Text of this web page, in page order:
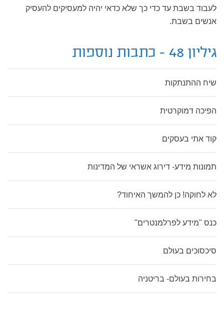
לעבוד בשבת עד כדי כך שלא כדאי יהיה למעסיקים להעסיק
אנשים בשבת.
גיליון 48 - כתבות נוספות
שיח ההתנתקות
הפיכה דמוקרטית
קוד אתי בעסקים
תמונות מידע- דירוג אשראי של המדינות
לא לחוקה! כן להמשך האיחוד?
כנס "מידע לפרלמנטרים"
סיכסוכים בעולם
בחירות בעולם- בריטניה